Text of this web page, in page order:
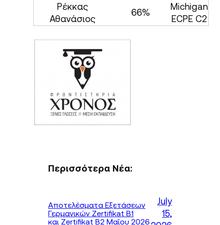
Ρέκκας
Αθανάσιος
66%
Michigan
ECPE C2
Περισσότερα Νέα:
Αποτελέσματα Εξετάσεων
Γερμανικών Zertifikat B1
και Zertifikat B2 Μαΐου 2026
July
15,